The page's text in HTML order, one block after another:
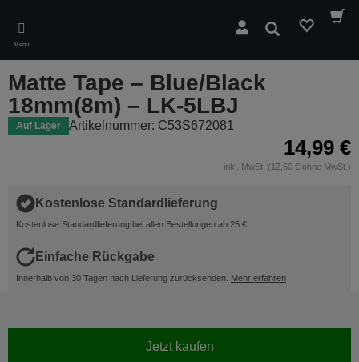
main
content
Menü
Suchen
Matte Tape – Blue/Black
18mm(8m) – LK-5LBJ
Auf Lager Artikelnummer: C53S672081
14,99 €
inkl. MwSt. (12,60 € ohne MwSt.)
Kostenlose Standardlieferung
Kostenlose Standardlieferung bei allen Bestellungen ab 25 €
Einfache Rückgabe
Innerhalb von 30 Tagen nach Lieferung zurücksenden. Mehr erfahren
Jetzt kaufen